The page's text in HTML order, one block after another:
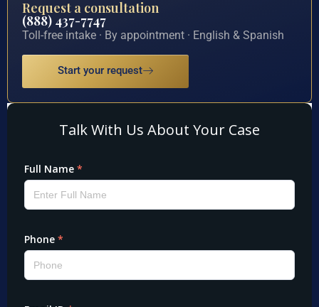
Request a consultation
(888) 437-7747
Toll-free intake · By appointment · English & Spanish
Start your request